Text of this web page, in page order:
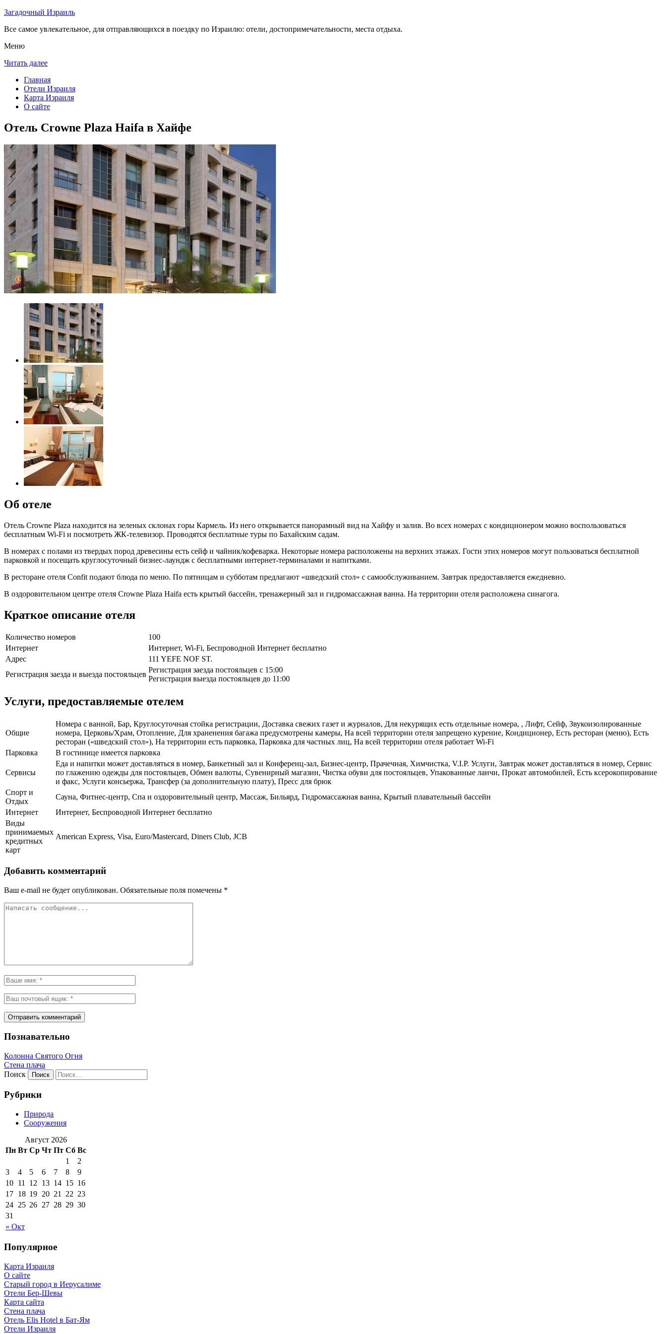
Загадочный Израиль
Все самое увлекательное, для отправляющихся в поездку по Израилю: отели, достопримечательности, места отдыха.
Меню
Читать далее
Главная
Отели Израиля
Карта Израиля
О сайте
Отель Crowne Plaza Haifa в Хайфе
Об отеле
Отель Crowne Plaza находится на зеленых склонах горы Кармель. Из него открывается панорамный вид на Хайфу и залив. Во всех номерах с кондиционером можно воспользоваться
бесплатным Wi-Fi и посмотреть ЖК-телевизор. Проводятся бесплатные туры по Бахайским садам.
В номерах с полами из твердых пород древесины есть сейф и чайник/кофеварка. Некоторые номера расположены на верхних этажах. Гости этих номеров могут пользоваться бесплатной
парковкой и посещать круглосуточный бизнес-лаундж с бесплатными интернет-терминалами и напитками.
В ресторане отеля Confit подают блюда по меню. По пятницам и субботам предлагают «шведский стол» с самообслуживанием. Завтрак предоставляется ежедневно.
В оздоровительном центре отеля Crowne Plaza Haifa есть крытый бассейн, тренажерный зал и гидромассажная ванна. На территории отеля расположена синагога.
Краткое описание отеля
Количество номеров
100
Интернет
Интернет, Wi-Fi, Беспроводной Интернет бесплатно
Адрес
111 YEFE NOF ST.
Регистрация заезда и выезда постояльцев
Регистрация заезда постояльцев с 15:00
Регистрация выезда постояльцев до 11:00
Услуги, предоставляемые отелем
Общие
Номера с ванной, Бар, Круглосуточная стойка регистрации, Доставка свежих газет и журналов, Для некурящих есть отдельные номера, , Лифт, Сейф, Звукоизолированные
номера, Церковь/Храм, Отопление, Для храненения багажа предусмотрены камеры, На всей территории отеля запрещено курение, Кондиционер, Есть ресторан (меню), Есть
ресторан («шведский стол»), На территории есть парковка, Парковка для частных лиц, На всей территории отеля работает Wi-Fi
Парковка
В гостинице имеется парковка
Сервисы
Еда и напитки может доставляться в номер, Банкетный зал и Конференц-зал, Бизнес-центр, Прачечная, Химчистка, V.I.P. Услуги, Завтрак может доставляться в номер, Сервис
по глажению одежды для постояльцев, Обмен валюты, Сувенирный магазин, Чистка обуви для постояльцев, Упакованные ланчи, Прокат автомобилей, Есть ксерокопирование
и факс, Услуги консьержа, Трансфер (за дополнительную плату), Пресс для брюк
Спорт и
Отдых
Сауна, Фитнес-центр, Спа и оздоровительный центр, Массаж, Бильярд, Гидромассажная ванна, Крытый плавательный бассейн
Интернет
Интернет, Беспроводной Интернет бесплатно
Виды
принимаемых
кредитных
карт
American Express, Visa, Euro/Mastercard, Diners Club, JCB
Добавить комментарий
Ваш e-mail не будет опубликован. Обязательные поля помечены *
Познавательно
Колонна Святого Огня
Стена плача
Поиск
Рубрики
Природа
Сооружения
Август 2026
Пн Вт Ср Чт Пт Сб Вс
« Окт
1
2
3
4 5 6 7 8
9
10 11 12 13 14 15 16
17 18 19 20 21 22 23
24 25 26 27 28 29 30
31
Популярное
Карта Израиля
О сайте
Старый город в Иерусалиме
Отели Бер-Шевы
Карта сайта
Стена плача
Отель Elis Hotel в Бат-Ям
Отели Израиля